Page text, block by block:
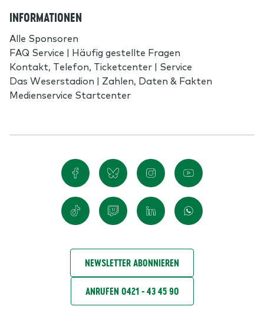
INFORMATIONEN
Alle Sponsoren
FAQ Service | Häufig gestellte Fragen
Kontakt, Telefon, Ticketcenter | Service
Das Weserstadion | Zahlen, Daten & Fakten
Medienservice Startcenter
NEWSLETTER ABONNIEREN
ANRUFEN 0421 - 43 45 90